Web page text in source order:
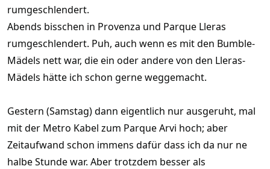
rumgeschlendert.
Abends bisschen in Provenza und Parque Lleras
rumgeschlendert. Puh, auch wenn es mit den Bumble-
Mädels nett war, die ein oder andere von den Lleras-
Mädels hätte ich schon gerne weggemacht.
Gestern (Samstag) dann eigentlich nur ausgeruht, mal
mit der Metro Kabel zum Parque Arvi hoch; aber
Zeitaufwand schon immens dafür dass ich da nur ne
halbe Stunde war. Aber trotzdem besser als